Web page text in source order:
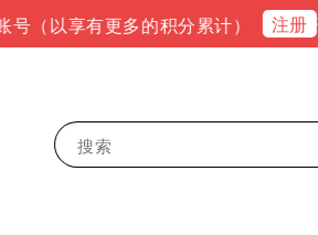
享有更多的积分累计） 注册 请注
搜索